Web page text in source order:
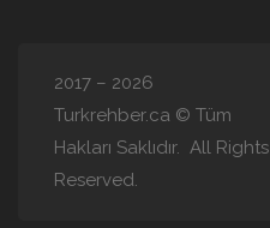
2017 – 2026
Turkrehber.ca © Tüm
Hakları Saklıdır. All Rights
Reserved.